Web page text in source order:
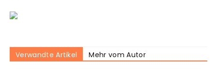
Verwandte Artikel Mehr vom Autor